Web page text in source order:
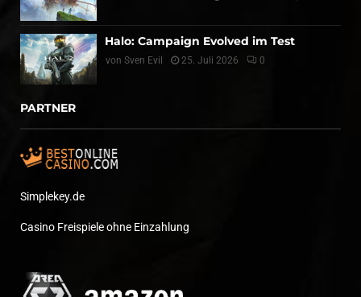
Halo: Campaign Evolved im Test
von Sven Evil 25. Juli 2026 0
PARTNER
Simplekey.de
Casino Freispiele ohne Einzahlung